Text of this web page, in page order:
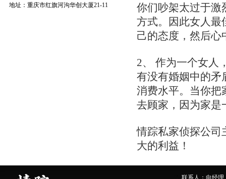
地址： 重庆市红旗河沟华创大厦21-11
你们吵架太过于激
方式。因此女人最
己的态度，然后心
2、 作为一个女人
有没有婚姻中的矛
消费水平。当你把
去顾家，因为家是
情踪私家侦探公司
大的利益！
联系人：向经理